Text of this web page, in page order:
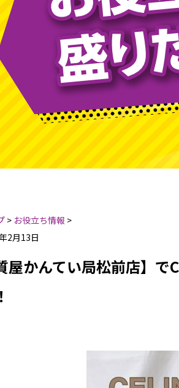
> お役立ち情報 >
2月13日
屋かんてい局松前店】